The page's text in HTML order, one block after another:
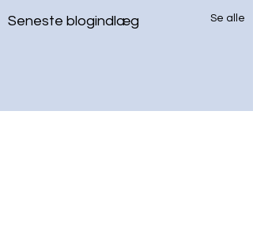
Seneste blogindlæg Se alle